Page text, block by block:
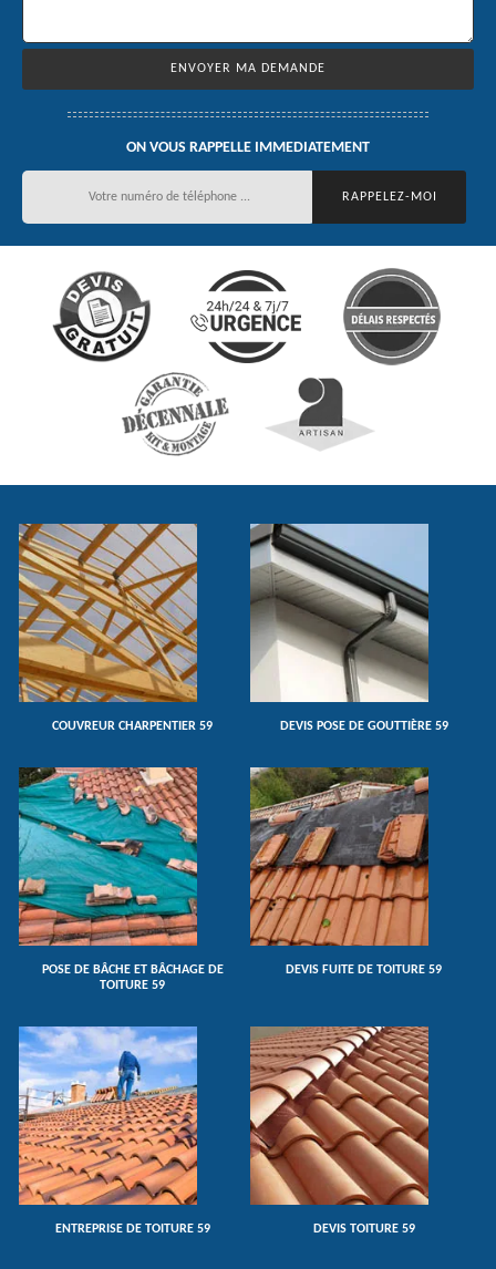
ON VOUS RAPPELLE IMMEDIATEMENT
COUVREUR CHARPENTIER 59 DEVIS POSE DE GOUTTIÈRE 59
POSE DE BÂCHE ET BÂCHAGE DE
TOITURE 59
DEVIS FUITE DE TOITURE 59
ENTREPRISE DE TOITURE 59 DEVIS TOITURE 59